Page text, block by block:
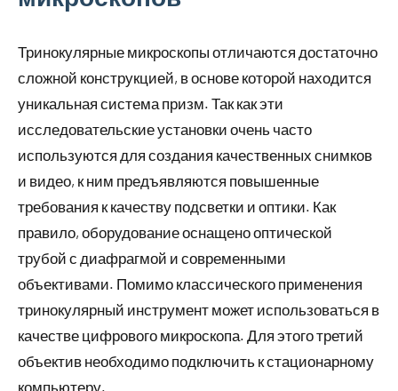
Тринокулярные микроскопы отличаются достаточно
сложной конструкцией, в основе которой находится
уникальная система призм. Так как эти
исследовательские установки очень часто
используются для создания качественных снимков
и видео, к ним предъявляются повышенные
требования к качеству подсветки и оптики. Как
правило, оборудование оснащено оптической
трубой с диафрагмой и современными
объективами. Помимо классического применения
тринокулярный инструмент может использоваться в
качестве цифрового микроскопа. Для этого третий
объектив необходимо подключить к стационарному
компьютеру.